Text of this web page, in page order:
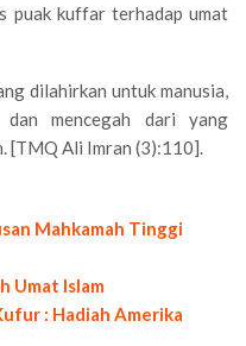
puak kuffar terhadap umat
dilahirkan untuk manusia,
dan mencegah dari yang
[TMQ Ali Imran (3):110].
Mahkamah Tinggi
Umat Islam
: Hadiah Amerika